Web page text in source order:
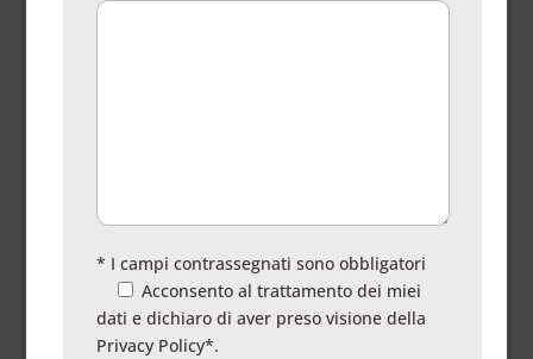
* I campi contrassegnati sono obbligatori
Acconsento al trattamento dei miei
dati e dichiaro di aver preso visione della
Privacy Policy*.